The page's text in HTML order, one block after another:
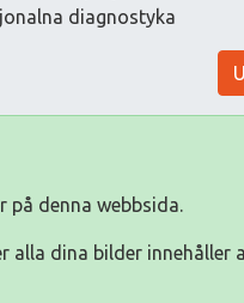
diagnostyka
på denna webbsida.
alla dina bilder innehåller